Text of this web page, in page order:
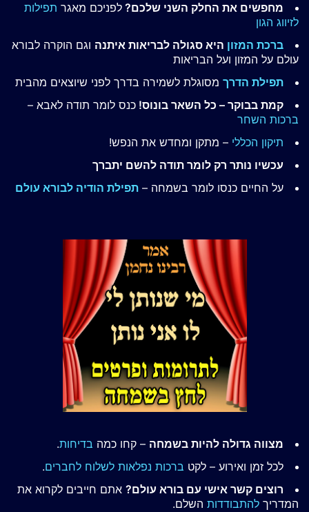
מחפשים את החלק השני שלכם? לפניכם מאגר תפילות
לזיווג הגון
ברכת המזון היא סגולה לבריאות איתנה וגם הוקרה לבורא
עולם על המזון ועל הבריאות
תפילת הדרך מסוגלת לשמירה בדרך לפני שיוצאים מהבית
קמת בבוקר – כל השאר בונוס! כנס לומר תודה לאבא –
ברכות השחר
תיקון הכללי – מתקן ומחדש את הנפש!
עכשיו נותר רק לומר תודה להשם יתברך
על החיים כנסו לומר בשמחה – תפילת הודיה לבורא עולם
מצווה גדולה להיות בשמחה – קחו כמה בדיחות.
לכל זמן ואירוע – לקט ברכות נפלאות לשלוח לחברים.
רוצים קשר אישי עם בורא עולם? אתם חייבים לקרוא את
המדריך להתבודדות השלם.